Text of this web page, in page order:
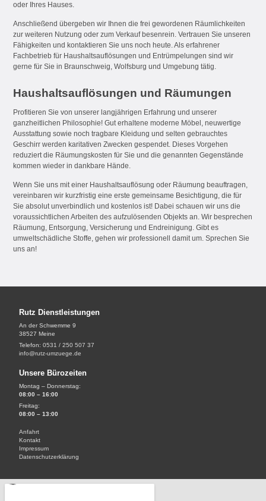
oder Ihres Hauses.
Anschließend übergeben wir Ihnen die frei gewordenen Räumlichkeiten
zur weiteren Nutzung oder zum Verkauf besenrein. Vertrauen Sie unseren
Fähigkeiten und kontaktieren Sie uns noch heute. Als erfahrener
Fachbetrieb für Haushaltsauflösungen und Entrümpelungen sind wir
gerne für Sie in Braunschweig, Wolfsburg und Umgebung tätig.
Haushaltsauflösungen und Räumungen
Profitieren Sie von unserer langjährigen Erfahrung und unserer
ganzheitlichen Philosophie! Gut erhaltene moderne Möbel, neuwertige
Ausstattung sowie noch tragbare Kleidung und selten gebrauchtes
Geschirr werden karitativen Zwecken gespendet. Dieses Vorgehen
reduziert die Räumungskosten für Sie und die genannten Gegenstände
kommen wieder in dankbare Hände.
Wenn Sie uns mit einer Haushaltsauflösung oder Räumung beauftragen,
vereinbaren wir kurzfristig eine erste gemeinsame Besichtigung, die für
Sie absolut unverbindlich und kostenlos ist! Dabei schauen wir uns die
voraussichtlichen Arbeiten des aufzulösenden Objekts an. Wir besprechen
Räumung, Entsorgung, Versicherung und Endreinigung. Gibt es
umweltschädliche Stoffe, gehen wir professionell damit um. Sprechen Sie
uns an!
Rutz Dienstleistungen
An der Schwemme 9
38527 Meine
Telefon: 0531 / 250 507 37
info@rutz-umzuege.de
Unsere Bürozeiten
Montag – Donnerstag:
08:00 – 16:00
Freitag:
08:00 – 13:00
Anfahrt
Kontakt
Impressum
Datenschutzerklärung